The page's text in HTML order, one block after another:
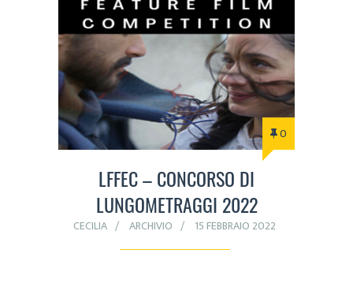
0
LFFEC – CONCORSO DI
LUNGOMETRAGGI 2022
CECILIA ARCHIVIO 15 FEBBRAIO 2022